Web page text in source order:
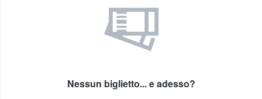
Nessun biglietto... e adesso?